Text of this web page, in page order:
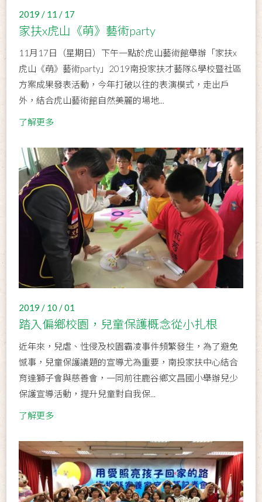
2019 / 11 / 17
家扶x虎山《萌》藝術party
11月17日（星期日）下午一點於虎山藝術館舉辦「家扶x
虎山《萌》藝術party」2019南投家扶才藝隊&學校暨社區
方案成果發表活動，今年打破以往的表演模式，走出戶
外，結合虎山藝術館自然美麗的場地...
了解更多
2019 / 10 / 01
踏入偏鄉校園，兒童保護概念從小扎根
近年來，兒虐、性侵及校園霸凌事件頻繁發生，為了避免
憾事，兒童保護議題的宣導尤為重要，南投家扶中心結合
育達獅子會與慈善會，一同前往鹿谷鄉文昌國小舉辦兒少
保護宣導活動，提升兒童對自我保...
了解更多